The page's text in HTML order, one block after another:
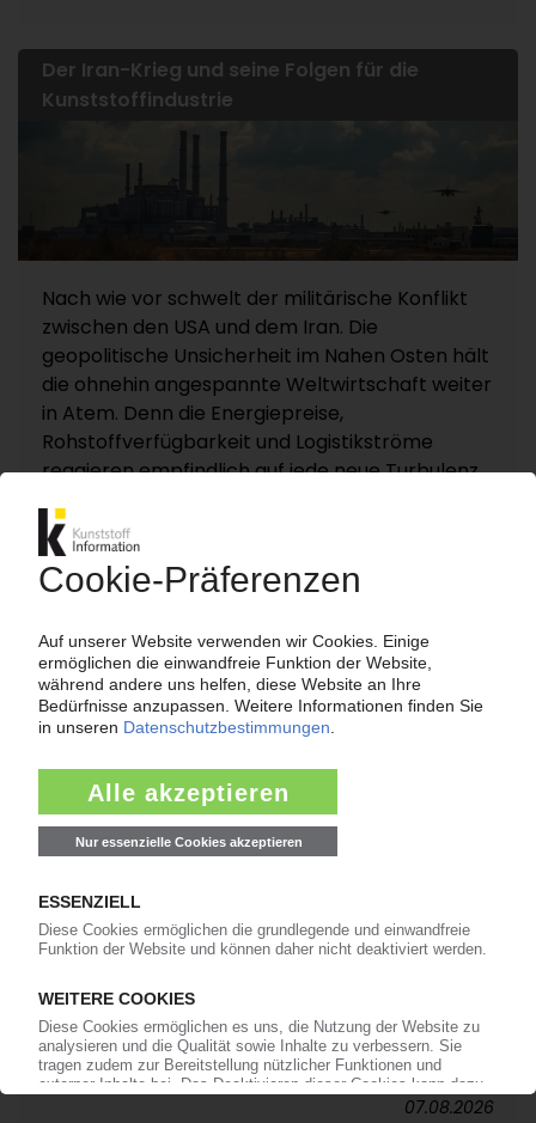
Der Iran-Krieg und seine Folgen für die
Kunststoffindustrie
Nach wie vor schwelt der militärische Konflikt
zwischen den USA und dem Iran. Die
geopolitische Unsicherheit im Nahen Osten hält
die ohnehin angespannte Weltwirtschaft weiter
in Atem. Denn die Energiepreise,
Rohstoffverfügbarkeit und Logistikströme
reagieren empfindlich auf jede neue Turbulenz.
KI – Kunststoff Information dokumentiert und
analysiert die für die Polymermärkte
entscheidenden Entwicklungen rund um die
Themenseite „Nahost-Konflikt“.
Zur Themenseite...
Nachrichten
LANXESS
Preiserhöhung für Adipinsäure / Folge des
ALTAUTO-RECYCLING
TecPart: Verband ruft zur Teilnahme an EU-
Konsultation zum Rezyklatanteil auf /
Öffentliche Webkonferenz soll Industrieposition
abstimmen
07.08.2026